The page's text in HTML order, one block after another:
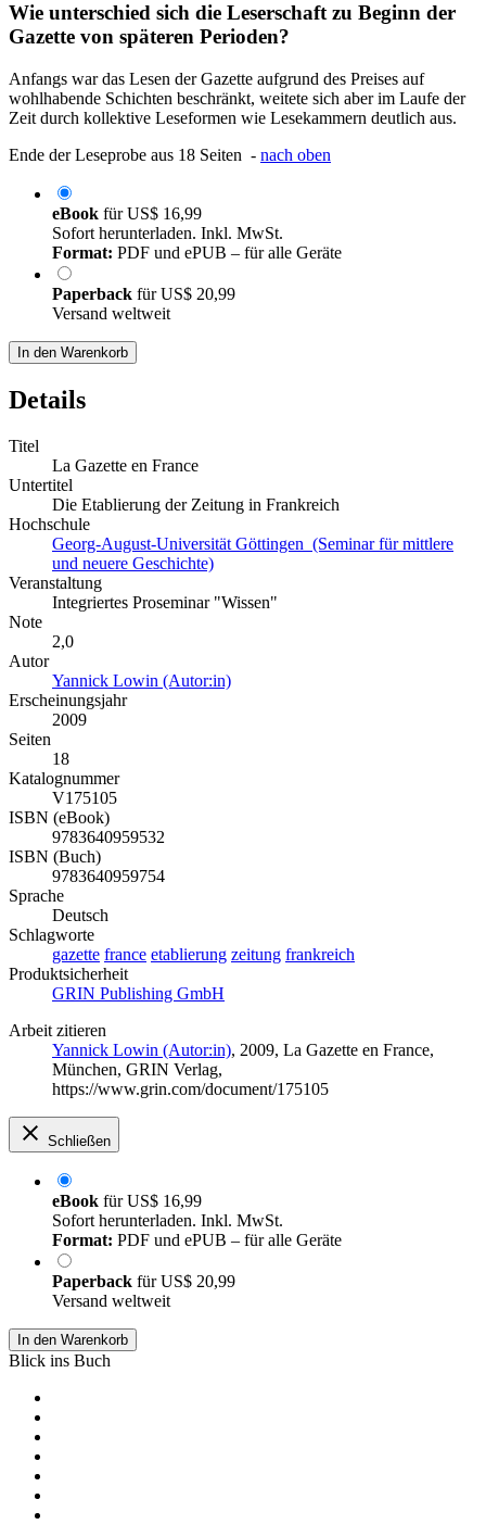
Wie unterschied sich die Leserschaft zu Beginn der
Gazette von späteren Perioden?
Anfangs war das Lesen der Gazette aufgrund des Preises auf
wohlhabende Schichten beschränkt, weitete sich aber im Laufe der
Zeit durch kollektive Leseformen wie Lesekammern deutlich aus.
Ende der Leseprobe aus 18 Seiten - nach oben
eBook fürUS$ 16,99
Sofort herunterladen. Inkl. MwSt.
Format: PDF und ePUB – für alle Geräte
Paperback fürUS$ 20,99
Versand weltweit
In den Warenkorb
Details
Titel
La Gazette en France
Untertitel
Die Etablierung der Zeitung in Frankreich
Hochschule
Georg-August-Universität Göttingen (Seminar für mittlere
und neuere Geschichte)
Veranstaltung
Integriertes Proseminar "Wissen"
Note
2,0
Autor
Yannick Lowin (Autor:in)
Erscheinungsjahr
2009
Seiten
18
Katalognummer
V175105
ISBN (eBook)
9783640959532
ISBN (Buch)
9783640959754
Sprache
Deutsch
Schlagworte
gazette france etablierung zeitung frankreich
Produktsicherheit
GRIN Publishing GmbH
Arbeit zitieren
Yannick Lowin (Autor:in), 2009, La Gazette en France,
München, GRIN Verlag,
https://www.grin.com/document/175105
Schließen
eBook fürUS$ 16,99
Sofort herunterladen. Inkl. MwSt.
Format: PDF und ePUB – für alle Geräte
Paperback fürUS$ 20,99
Versand weltweit
In den Warenkorb
Blick ins Buch